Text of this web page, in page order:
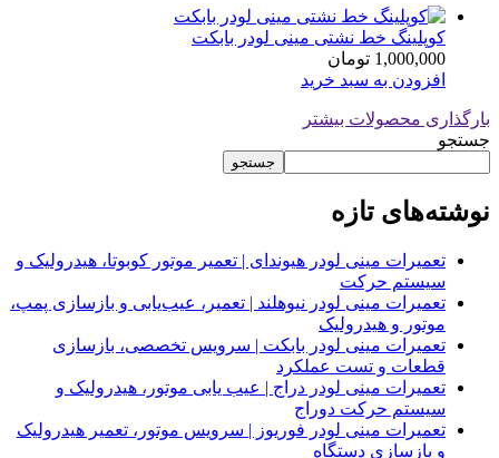
کوپلینگ خط نشتی مینی لودر بابکت
1,000,000 تومان
افزودن به سبد خرید
بارگذاری محصولات بیشتر
جستجو
جستجو
نوشته‌های تازه
تعمیرات مینی لودر هیوندای | تعمیر موتور کوبوتا، هیدرولیک و
سیستم حرکت
تعمیرات مینی لودر نیوهلند | تعمیر، عیب‌یابی و بازسازی پمپ،
موتور و هیدرولیک
تعمیرات مینی لودر بابکت | سرویس تخصصی، بازسازی
قطعات و تست عملکرد
تعمیرات مینی لودر دراج | عیب یابی موتور، هیدرولیک و
سیستم حرکت دوراج
تعمیرات مینی لودر فوریوز | سرویس موتور، تعمیر هیدرولیک
و بازسازی دستگاه